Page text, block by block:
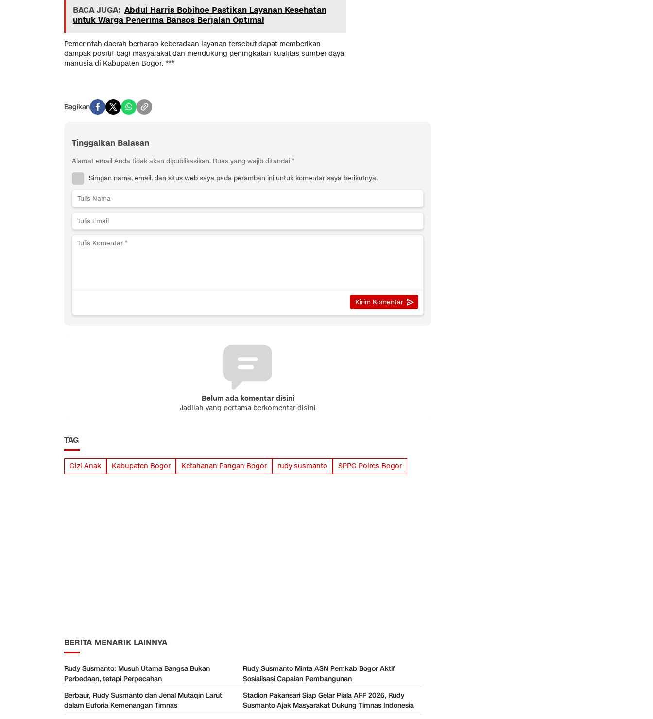
BACA JUGA: Abdul Harris Bobihoe Pastikan Layanan Kesehatan
untuk Warga Penerima Bansos Berjalan Optimal
Pemerintah daerah berharap keberadaan layanan tersebut dapat memberikan
dampak positif bagi masyarakat dan mendukung peningkatan kualitas sumber daya
manusia di Kabupaten Bogor. ***
Bagikan
Tinggalkan Balasan
Alamat email Anda tidak akan dipublikasikan. Ruas yang wajib ditandai *
Simpan nama, email, dan situs web saya pada peramban ini untuk komentar saya berikutnya.
Belum ada komentar disini
Jadilah yang pertama berkomentar disini
TAG
Gizi Anak Kabupaten Bogor Ketahanan Pangan Bogor rudy susmanto SPPG Polres Bogor
BERITA MENARIK LAINNYA
Rudy Susmanto: Musuh Utama Bangsa Bukan
Perbedaan, tetapi Perpecahan
Rudy Susmanto Minta ASN Pemkab Bogor Aktif
Sosialisasi Capaian Pembangunan
Berbaur, Rudy Susmanto dan Jenal Mutaqin Larut
dalam Euforia Kemenangan Timnas
Stadion Pakansari Siap Gelar Piala AFF 2026, Rudy
Susmanto Ajak Masyarakat Dukung Timnas Indonesia